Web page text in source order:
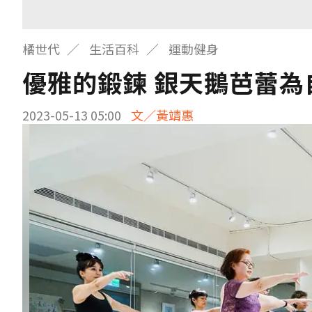
橘世代 生活百科 運動健身
優雅的鍛鍊 銀天鵝芭蕾
2023-05-13 05:00 文／黃靖惠